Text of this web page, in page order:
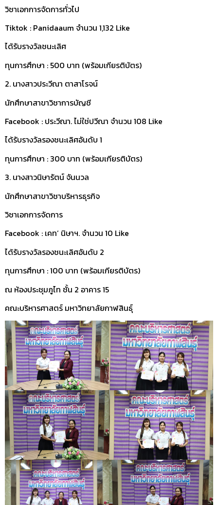
วิชาเอกการจัดการทั่วไป
Tiktok : Panidaaum จำนวน 1,132 Like
ได้รับรางวัลชนะเลิศ
ทุนการศึกษา : 500 บาท (พร้อมเกียรติบัตร)
2. นางสาวประวีณา ตาสาโรจน์
นักศึกษาสาขาวิชาการบัญชี
Facebook : ประวีณา. ไม่ใช่ปวีณา จำนวน 108 Like
ได้รับรางวัลรองชนะเลิศอันดับ 1
ทุนการศึกษา : 300 บาท (พร้อมเกียรติบัตร)
3. นางสาวนิษารัตน์ จันนวล
นักศึกษาสาขาวิชาบริหารธุรกิจ
วิชาเอกการจัดการ
Facebook : เคท’ นิษาฯ. จำนวน 10 Like
ได้รับรางวัลรองชนะเลิศอันดับ 2
ทุนการศึกษา : 100 บาท (พร้อมเกียรติบัตร)
ณ ห้องประชุมภูไท ชั้น 2 อาคาร 15
คณะบริหารศาสตร์ มหาวิทยาลัยกาฬสินธุ์